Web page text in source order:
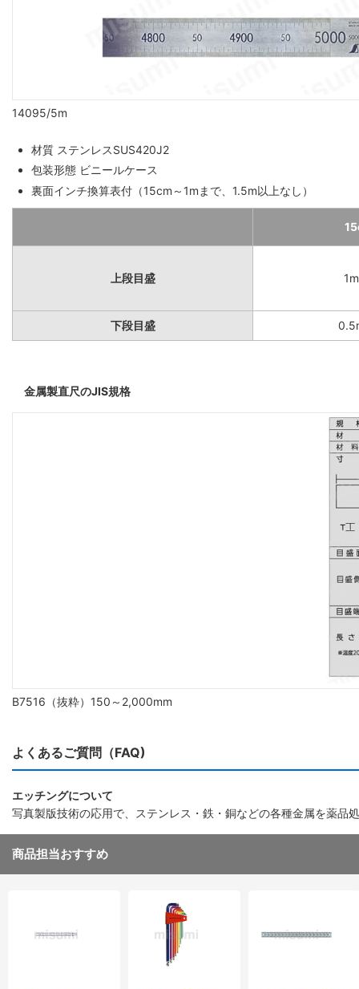
14095/5m
材質 ステンレスSUS420J2
包装形態 ビニールケース
裏面インチ換算表付（15cm～1mまで、1.5m以上なし）
上段目盛
下段目盛
金属製直尺のJIS規格
B7516（抜粋）150～2,000mm
よくあるご質問（FAQ)
エッチングについて
写真製版技術の応用で、ステンレス・鉄・銅などの各種金属を薬品
商品担当おすすめ